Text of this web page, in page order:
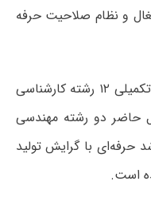
و نظام صلاحیت حرفه
وی تصریح کرد: برای دوره تحصیلات تکمیلی ۱۲ رشته کارشناسی
حاضر دو رشته مهندسی
حرفه‌ای با گرایش تولید
است.